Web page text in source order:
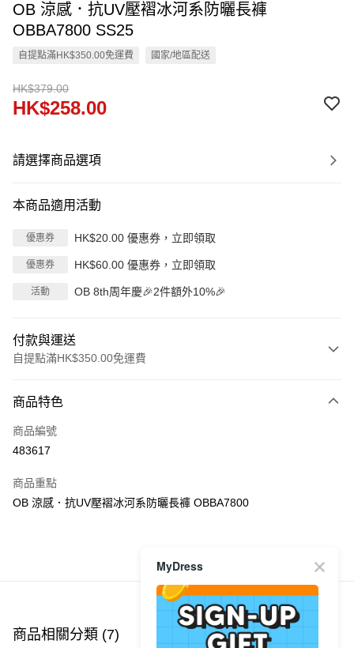
OB 涼感．抗UV壓褶冰河系防曬長褲
OBBA7800 SS25
自提點滿HK$350.00免運費 國家/地區配送
HK$379.00
HK$258.00
請選擇商品選項
本商品適用活動
優惠券 HK$20.00 優惠券，立即領取
優惠券 HK$60.00 優惠券，立即領取
活動 OB 8th周年慶🎉2件額外10%🎉
付款與運送
自提點滿HK$350.00免運費
信用卡
Apple Pay
PayMe
每筆HK$40.00，滿HK$350.00或以上免運費
付款後順豐站及營業點
商品特色
商品編號
483617
商品重點
OB 涼感．抗UV壓褶冰河系防曬長褲 OBBA7800
商品推薦
商品相關分類 (7)
MyDress